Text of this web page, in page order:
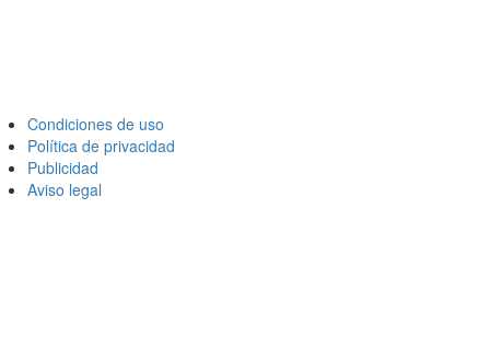
Condiciones de uso
Política de privacidad
Publicidad
Aviso legal